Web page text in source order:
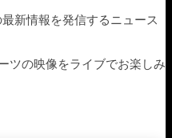
新情報を発信するニュース
ツの映像をライブでお楽しみ